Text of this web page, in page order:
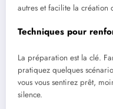
autres et facilite la création
Techniques pour
La préparation est la clé.
pratiquez quelques
vous vous sentirez prêt,
silence.